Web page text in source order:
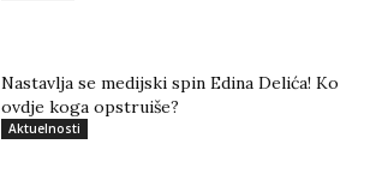
Nastavlja se medijski spin Edina Delića! Ko
ovdje koga opstruiše?
Aktuelnosti